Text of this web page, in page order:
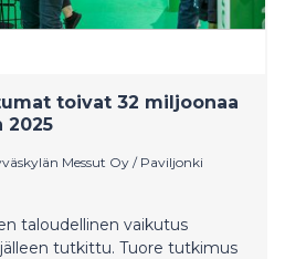
toivat 32 miljoonaa
2025
Messut Oy / Paviljonki
taloudellinen vaikutus
tutkittu. Tuore tutkimus